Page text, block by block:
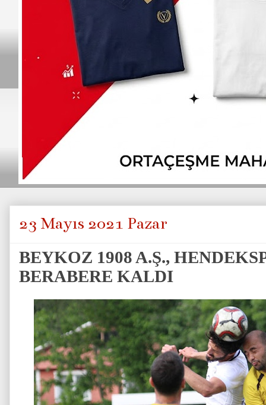
23 Mayıs 2021 Pazar
BEYKOZ 1908 A.Ş.,
BERABERE KALDI